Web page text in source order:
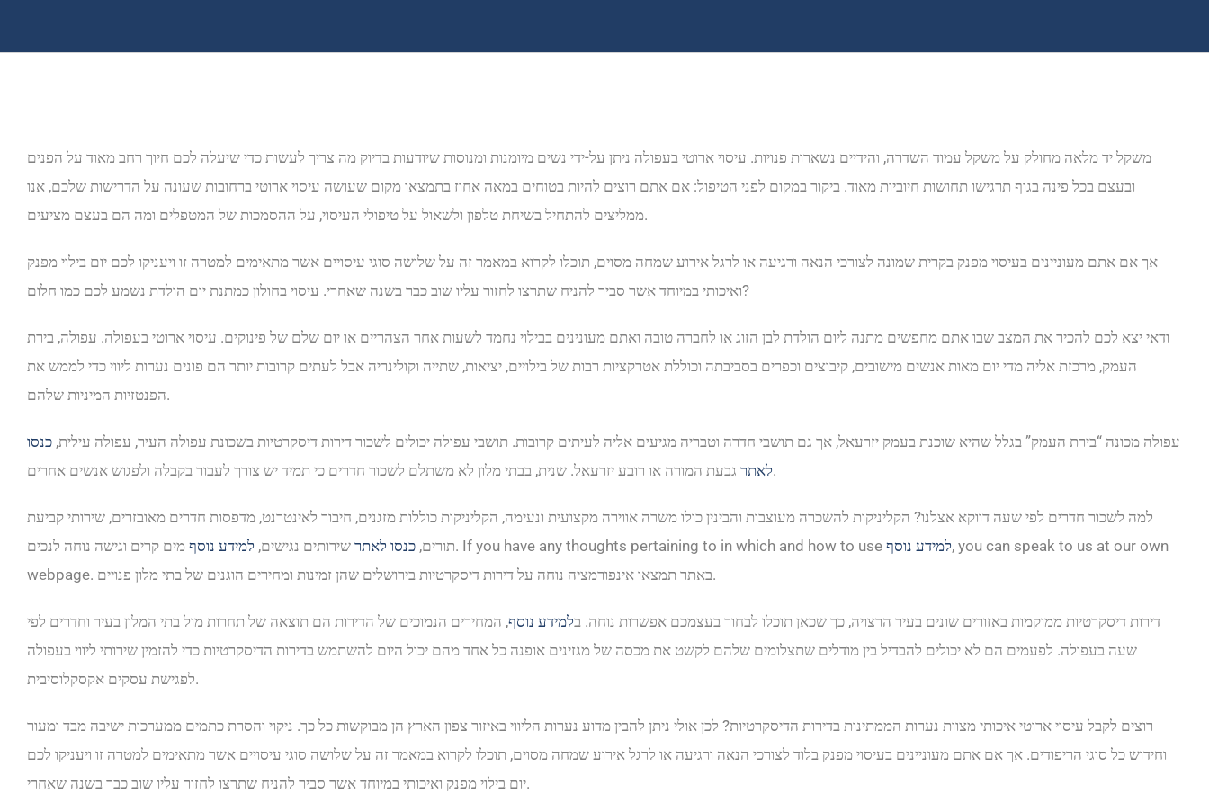
משקל יד מלאה מחולק על משקל עמוד השדרה, והידיים נשארות פנויות. עיסוי ארוטי בעפולה ניתן על-ידי נשים מיומנות ומנוסות שיודעות בדיוק מה צריך לעשות כדי שיעלה לכם חיוך רחב מאוד על הפנים
ובעצם בכל פינה בגוף תרגישו תחושות חיוביות מאוד. ביקור במקום לפני הטיפול: אם אתם רוצים להיות בטוחים במאה אחוז בתמצאו מקום שעושה עיסוי ארוטי ברחובות שעונה על הדרישות שלכם, אנו
ממליצים להתחיל בשיחת טלפון ולשאול על טיפולי העיסוי, על ההסמכות של המטפלים ומה הם בעצם מציעים.
אך אם אתם מעוניינים בעיסוי מפנק בקרית שמונה לצורכי הנאה ורגיעה או לרגל אירוע שמחה מסוים, תוכלו לקרוא במאמר זה על שלושה סוגי עיסויים אשר מתאימים למטרה זו ויעניקו לכם יום בילוי מפנק
ואיכותי במיוחד אשר סביר להניח שתרצו לחזור עליו שוב כבר בשנה שאחרי. עיסוי בחולון כמתנת יום הולדת נשמע לכם כמו חלום?
ודאי יצא לכם להכיר את המצב שבו אתם מחפשים מתנה ליום הולדת לבן הזוג או לחברה טובה ואתם מעונינים בבילוי נחמד לשעות אחר הצהריים או יום שלם של פינוקים. עיסוי ארוטי בעפולה. עפולה, בירת
העמק, מרכזת אליה מדי יום מאות אנשים מישובים, קיבוצים וכפרים בסביבתה וכוללת אטרקציות רבות של בילויים, יציאות, שתייה וקולינריה אבל לעתים קרובות יותר הם פונים נערות ליווי כדי לממש את
הפנטזיות המיניות שלהם.
עפולה מכונה “בירת העמק” בגלל שהיא שוכנת בעמק יזרעאל, אך גם תושבי חדרה וטבריה מגיעים אליה לעיתים קרובות. תושבי עפולה יכולים לשכור דירות דיסקרטיות בשכונת עפולה העיר, עפולה עילית, כנסו
לאתרגבעת המורה או רובע יזרעאל. שנית, בבתי מלון לא משתלם לשכור חדרים כי תמיד יש צורך לעבור בקבלה ולפגוש אנשים אחרים.
למה לשכור חדרים לפי שעה דווקא אצלנו? הקליניקות להשכרה מעוצבות והבינין כולו משרה אווירה מקצועית ונעימה, הקליניקות כוללות מזגנים, חיבור לאינטרנט, מדפסות חדרים מאובזרים, שירותי קביעת
תורים, כנסו לאתר שירותים נגישים, למידע נוסף מים קרים וגישה נוחה לנכים. If you have any thoughts pertaining to in which and how to use למידע נוסף, you can speak to us at our own
webpage. באתר תמצאו אינפורמציה נוחה על דירות דיסקרטיות בירושלים שהן זמינות ומחירים הוגנים של בתי מלון פנויים.
דירות דיסקרטיות ממוקמות באזורים שונים בעיר הרצויה, כך שכאן תוכלו לבחור בעצמכם אפשרות נוחה. בלמידע נוסף, המחירים הנמוכים של הדירות הם תוצאה של תחרות מול בתי המלון בעיר וחדרים לפי
שעה בעפולה. לפעמים הם לא יכולים להבדיל בין מודלים שתצלומים שלהם לקשט את מכסה של מגזינים אופנה כל אחד מהם יכול היום להשתמש בדירות הדיסקרטיות כדי להזמין שירותי ליווי בעפולה
לפגישת עסקים אקסקלוסיבית.
רוצים לקבל עיסוי ארוטי איכותי מצוות נערות הממתינות בדירות הדיסקרטיות? לכן אולי ניתן להבין מדוע נערות הליווי באיזור צפון הארץ הן מבוקשות כל כך. ניקוי והסרת כתמים ממערכות ישיבה מבד ומעור
וחידוש כל סוגי הריפודים. אך אם אתם מעוניינים בעיסוי מפנק בלוד לצורכי הנאה ורגיעה או לרגל אירוע שמחה מסוים, תוכלו לקרוא במאמר זה על שלושה סוגי עיסויים אשר מתאימים למטרה זו ויעניקו לכם
יום בילוי מפנק ואיכותי במיוחד אשר סביר להניח שתרצו לחזור עליו שוב כבר בשנה שאחרי.